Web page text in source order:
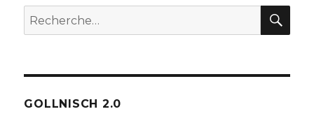
Recherche
pour :
GOLLNISCH 2.0